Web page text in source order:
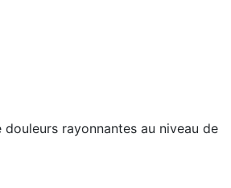
rayonnantes au niveau de